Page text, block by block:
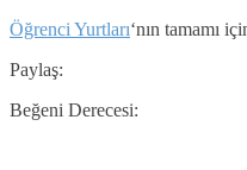
Öğrenci Yurtları‘nın tamamı
Paylaş:
Beğeni Derecesi: